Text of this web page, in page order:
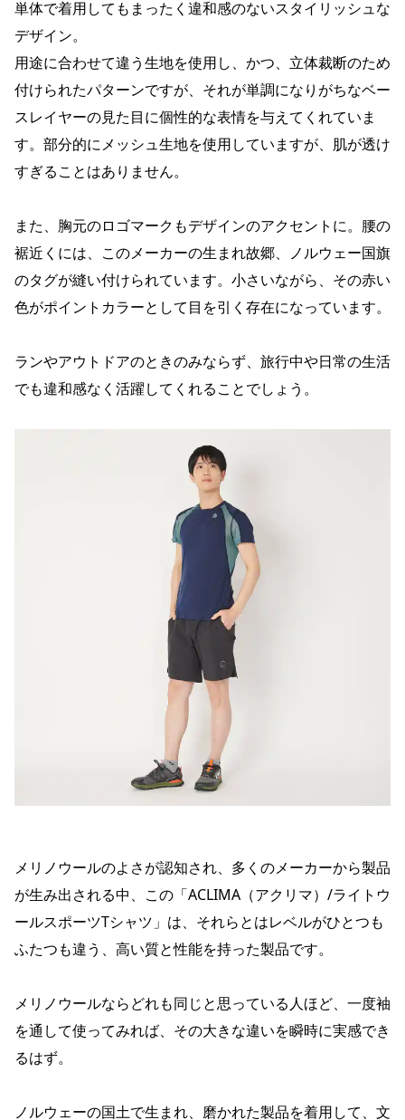
単体で着用してもまったく違和感のないスタイリッシュな
デザイン。
用途に合わせて違う生地を使用し、かつ、立体裁断のため
付けられたパターンですが、それが単調になりがちなベー
スレイヤーの見た目に個性的な表情を与えてくれていま
す。部分的にメッシュ生地を使用していますが、肌が透け
すぎることはありません。
また、胸元のロゴマークもデザインのアクセントに。腰の
裾近くには、このメーカーの生まれ故郷、ノルウェー国旗
のタグが縫い付けられています。小さいながら、その赤い
色がポイントカラーとして目を引く存在になっています。
ランやアウトドアのときのみならず、旅行中や日常の生活
でも違和感なく活躍してくれることでしょう。
メリノウールのよさが認知され、多くのメーカーから製品
が生み出される中、この「ACLIMA（アクリマ）/ライトウ
ールスポーツTシャツ」は、それらとはレベルがひとつも
ふたつも違う、高い質と性能を持った製品です。
メリノウールならどれも同じと思っている人ほど、一度袖
を通して使ってみれば、その大きな違いを瞬時に実感でき
るはず。
ノルウェーの国土で生まれ、磨かれた製品を着用して、文